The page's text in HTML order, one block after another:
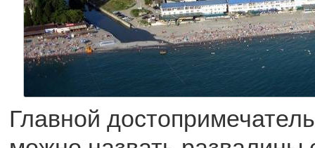
Главной